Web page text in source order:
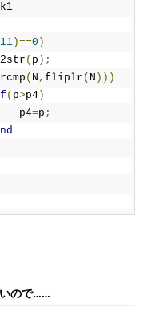
k1
11)==0 )
( p );
( N , fliplr ( N )))
( p>p4)
                        p4
=p ;
ので……